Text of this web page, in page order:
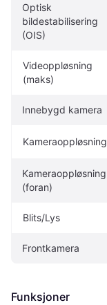
Optisk
bildestabilisering
(OIS)
Videoppløsning
(maks)
Innebygd kamera
Kameraoppløsning
Kameraoppløsning
(foran)
Blits/Lys
Frontkamera
Funksjoner